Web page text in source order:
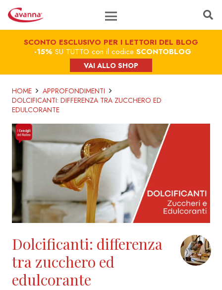
SCONTO ESCLUSIVO PER I LETTORI DEL BLOG
-15% SU TUTTO con il codice SCONTOBLOG
VAI ALLO SHOP
HOME
APPROFONDIMENTI
DOLCIFICANTI: DIFFERENZA TRA ZUCCHERO ED
EDULCORANTE
Dolcificanti: differenza
tra zucchero ed
edulcorante